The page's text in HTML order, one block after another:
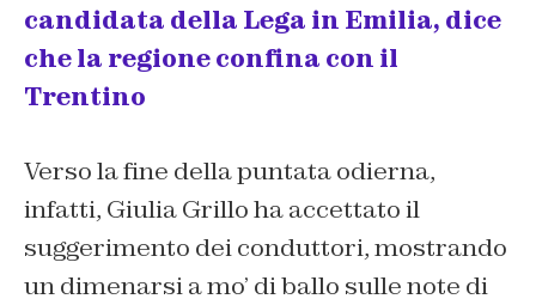
candidata della Lega in Emilia, dice
che la regione confina con il
Trentino
Verso la fine della puntata odierna,
infatti, Giulia Grillo ha accettato il
suggerimento dei conduttori, mostrando
un dimenarsi a mo’ di ballo sulle note di